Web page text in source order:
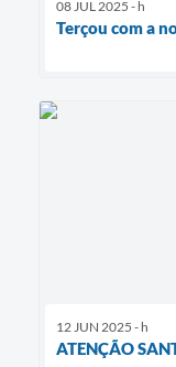
08 JUL 2025 - h
Terçou com a
12 JUN 2025 - h
ATENÇÃO